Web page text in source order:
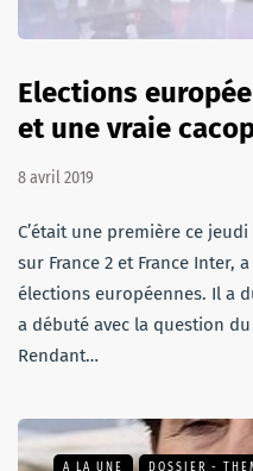
Elections
et une vraie
8 avril 2019
C’était une première ce
sur France 2 et France Inter,
élections européennes. Il a
a débuté avec la question
Rendant…
A LA UNE DOSSIER -